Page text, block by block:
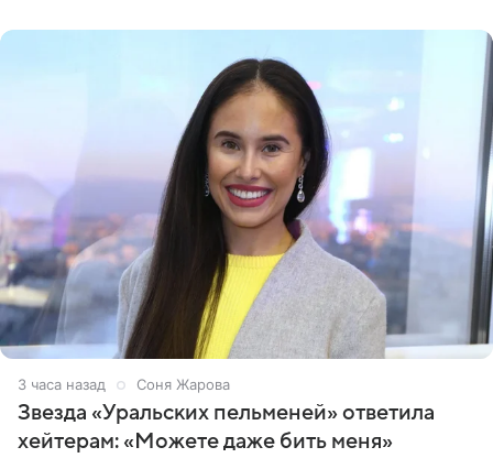
3 часа назад Соня Жарова
Звезда «Уральских пельменей» ответила
хейтерам: «Можете даже бить меня»